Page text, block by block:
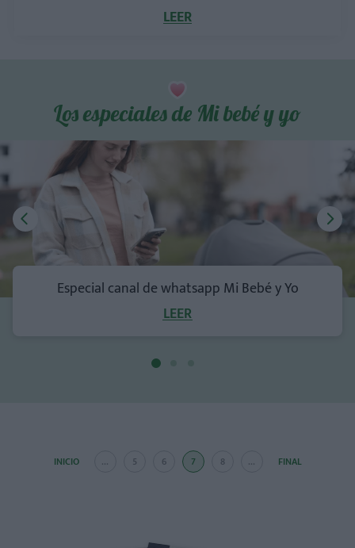
Los especiales de Mi bebé y yo
Especial canal de whatsapp Mi Bebé y Yo
LEER
LEER
INICIO ... 5 6 7 8 ... FINAL